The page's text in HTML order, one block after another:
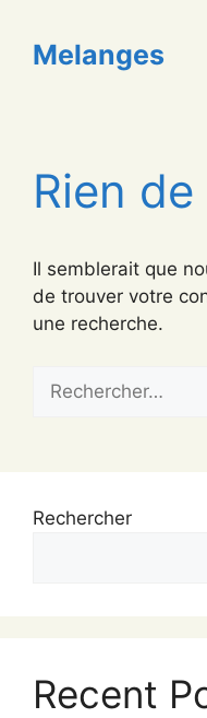
contenuMelanges
Rien
Il semblerait que
de trouver votre
une recherche.
Rechercher
Recent